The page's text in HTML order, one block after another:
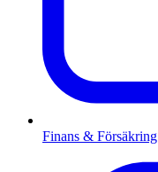
Finans & Försäkring